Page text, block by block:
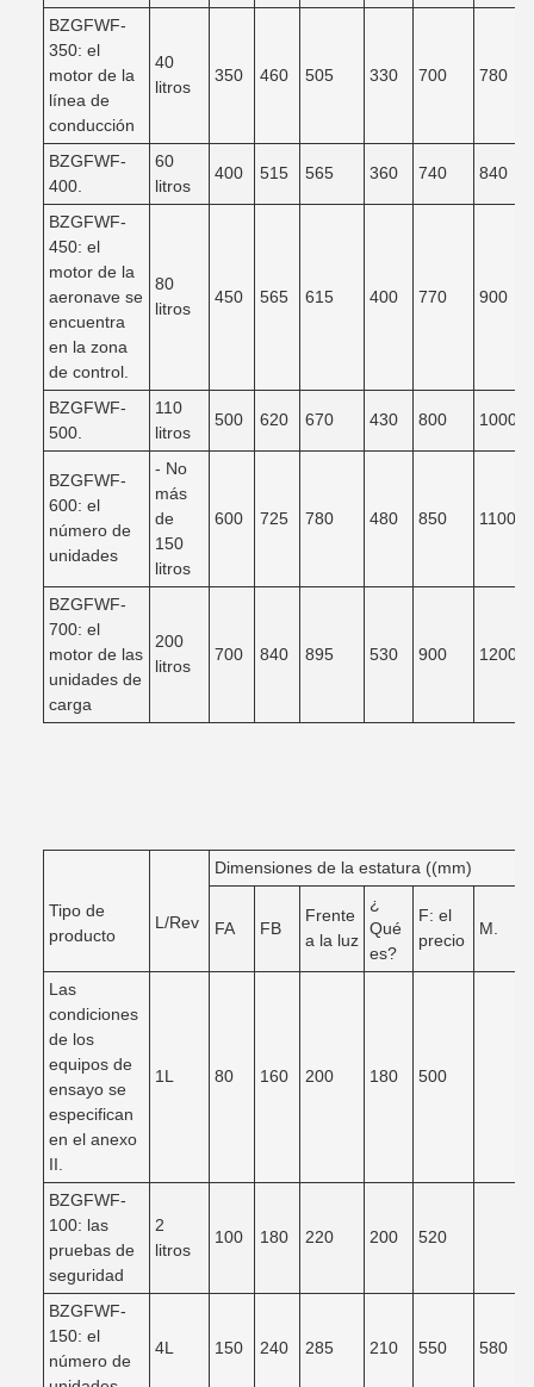
BZGFWF-
350: el
motor de la
línea de
conducción
40
litros
350 460 505 330 700 780
BZGFWF-
400.
60
litros
400 515 565 360 740 840
BZGFWF-
450: el
motor de la
aeronave se
encuentra
en la zona
de control.
80
litros
450 565 615 400 770 900
BZGFWF-
500.
110
litros
500 620 670 430 800 1000
BZGFWF-
600: el
número de
unidades
- No
más
de
150
litros
600 725 780 480 850 1100
BZGFWF-
700: el
motor de las
unidades de
carga
200
litros
700 840 895 530 900 1200
Tipo de
producto
L/Rev
Dimensiones de la estatura ((mm)
FA FB
Frente
a la luz
¿
Qué
es?
F: el
precio
M.
Las
condiciones
de los
equipos de
ensayo se
especifican
en el anexo
II.
1L 80 160 200 180 500
BZGFWF-
100: las
pruebas de
seguridad
2
litros
100 180 220 200 520
BZGFWF-
150: el
número de
4L 150 240 285 210 550 580